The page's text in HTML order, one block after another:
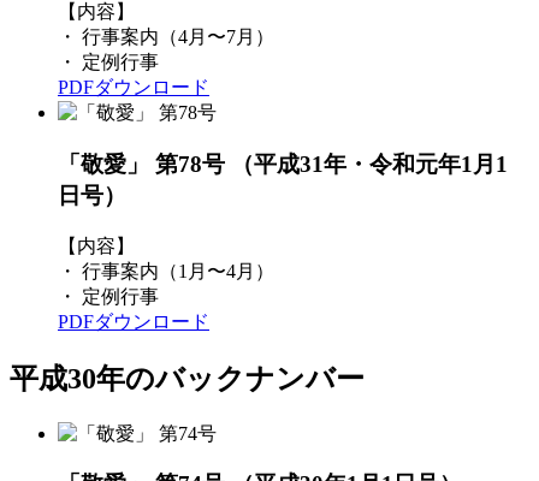
【内容】
・ 行事案内（4月〜7月）
・ 定例行事
PDFダウンロード
「敬愛」 第78号
（平成31年・令和元年1月1
日号）
【内容】
・ 行事案内（1月〜4月）
・ 定例行事
PDFダウンロード
平成30年のバックナンバー